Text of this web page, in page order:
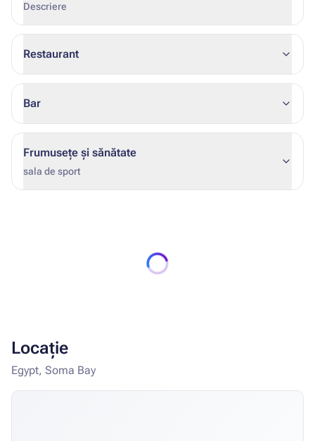
Descriere
Restaurant
Bar
Frumusețe și sănătate
sala de sport
Locație
Egypt, Soma Bay